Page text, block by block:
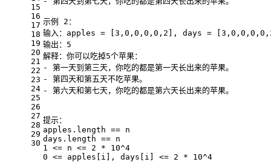
15
16
17
18
19
20
21
22
23
24
25
26
27
28
29
30
示例 2：
输入：apples = [3,0,0,0,0,2], days =
输出：5
解释：你可以吃掉5个苹果：
- 第一天到第三天，你吃的都是第一天长出来的苹果。
- 第四天和第五天不吃苹果。
- 第六天和第七天，你吃的都是第六天长出来的苹果。
提示：
apples.length == n
days.length == n
1 <= n <= 2 * 10^4
0 <= apples[i], days[i] <= 2 * 10^4